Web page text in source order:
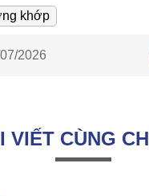
khớp
2026
VIẾT CÙNG